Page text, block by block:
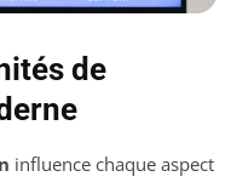
de
influence chaque aspect